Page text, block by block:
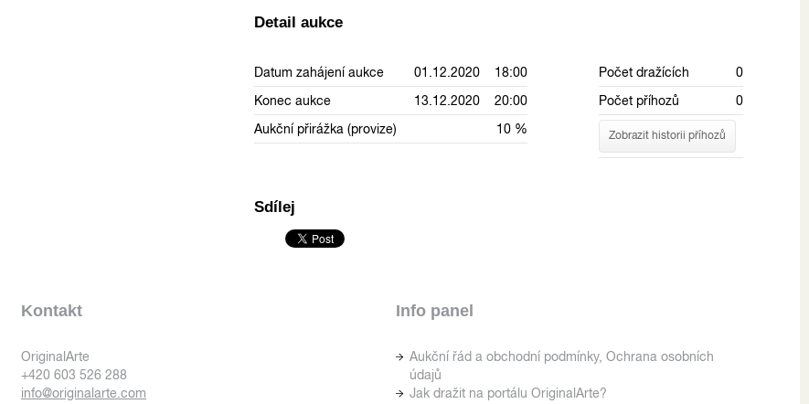
Detail aukce
Datum zahájení aukce
01.12.2020 18:00
Konec aukce
13.12.2020 20:00
Aukční přirážka (provize)
10 %
Počet dražících
0
Počet příhozů
0
Zobrazit historii příhozů
Sdílej
Kontakt
OriginalArte
+420 603 526 288
info@originalarte.com
Info panel
Aukční řád a obchodní podmínky, Ochrana osobních
údajů
Jak dražit na portálu OriginalArte?